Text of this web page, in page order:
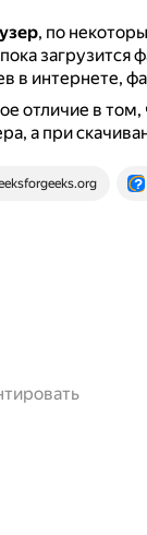
, по
загрузится
в интернете,
отличие в
а при